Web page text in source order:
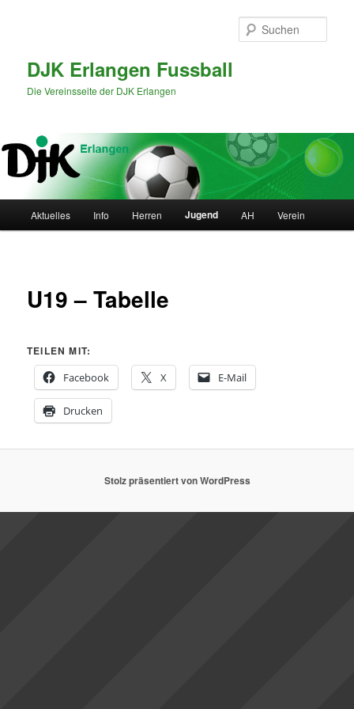
DJK Erlangen Fussball
Die Vereinsseite der DJK Erlangen
Aktuelles Info Herren Jugend AH Verein
U19 – Tabelle
TEILEN MIT:
Facebook
X E-Mail
Drucken
Stolz präsentiert von WordPress